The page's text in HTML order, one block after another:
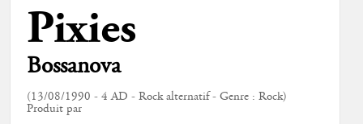
Pixies
Bossanova
(13/08/1990 - 4 AD - Rock alternatif - Genre : Rock)
Produit par